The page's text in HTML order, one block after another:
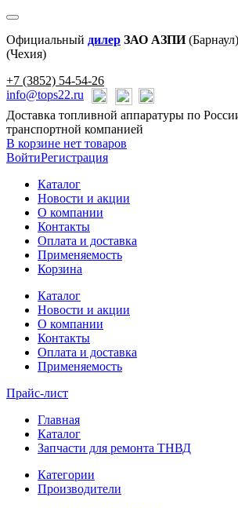
Официальный дилер ЗАО АЗПИ
(Чехия)
+7 (3852) 54-54-26
info@tops22.ru
Доставка топливной аппаратуры по
транспортной компанией
В корзине нет товаров
ВойтиРегистрация
Каталог
Новости и акции
О компании
Контакты
Оплата и доставка
Применяемость
Корзина
Каталог
Новости и акции
О компании
Контакты
Оплата и доставка
Применяемость
Прайс-лист
Главная
Каталог
Запчасти для ремонта ТНВД
Категории
Производители